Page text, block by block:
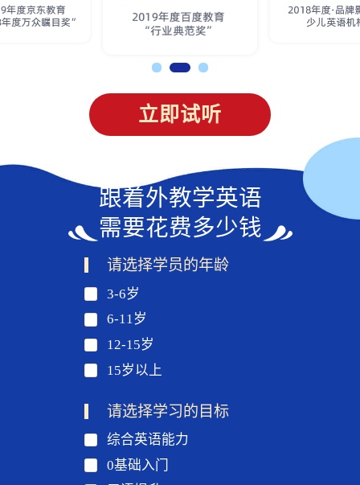
立即试听
跟着外教学英语
需要花费多少钱
请选择学员的年龄
3-6岁
6-11岁
12-15岁
15岁以上
请选择学习的目标
综合英语能力
0基础入门